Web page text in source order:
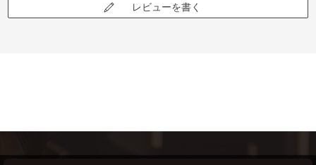
レビューを書く